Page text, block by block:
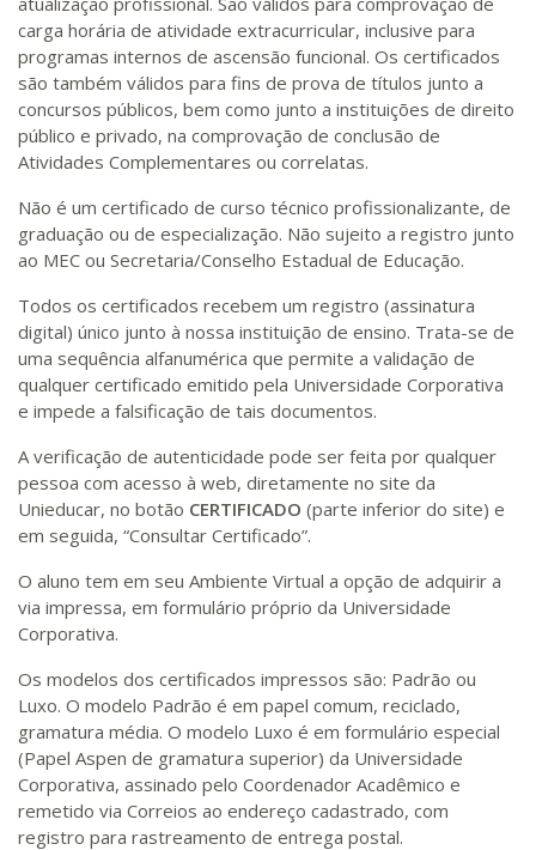
carga horária de atividade extracurricular, inclusive para
programas internos de ascensão funcional. Os certificados
são também válidos para fins de prova de títulos junto a
concursos públicos, bem como junto a instituições de direito
público e privado, na comprovação de conclusão de
Atividades Complementares ou correlatas.
Não é um certificado de curso técnico profissionalizante, de
graduação ou de especialização. Não sujeito a registro junto
ao MEC ou Secretaria/Conselho Estadual de Educação.
Todos os certificados recebem um registro (assinatura
digital) único junto à nossa instituição de ensino. Trata-se de
uma sequência alfanumérica que permite a validação de
qualquer certificado emitido pela Universidade Corporativa
e impede a falsificação de tais documentos.
A verificação de autenticidade pode ser feita por qualquer
pessoa com acesso à web, diretamente no site da
Unieducar, no botão CERTIFICADO (parte inferior do site) e
em seguida, “Consultar Certificado”.
O aluno tem em seu Ambiente Virtual a opção de adquirir a
via impressa, em formulário próprio da Universidade
Corporativa.
Os modelos dos certificados impressos são: Padrão ou
Luxo. O modelo Padrão é em papel comum, reciclado,
gramatura média. O modelo Luxo é em formulário especial
(Papel Aspen de gramatura superior) da Universidade
Corporativa, assinado pelo Coordenador Acadêmico e
remetido via Correios ao endereço cadastrado, com
registro para rastreamento de entrega postal.